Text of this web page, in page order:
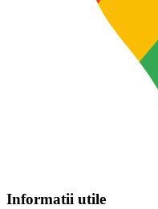
Informatii utile